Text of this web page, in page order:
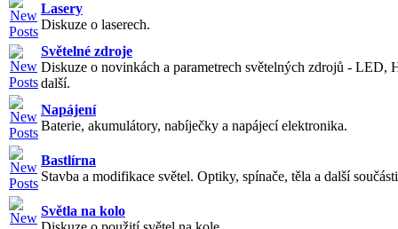
Lasery
Diskuze o laserech.
Světelné zdroje
Diskuze o novinkách a parametrech světelných zdrojů - LED,
další.
Napájení
Baterie, akumulátory, nabíječky a napájecí elektronika.
Bastlírna
Stavba a modifikace světel. Optiky, spínače, těla a další
Světla na kolo